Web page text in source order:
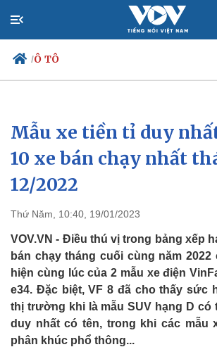
/Ô TÔ
Chính trị
Đảng
Tổ chức nhân sự
Quốc hội
Nhận diện sự thật
Xã hội
Tin 24h
Dự báo
Mẫu xe tiền tỉ duy
10 xe bán chạy nhất
12/2022
Thứ Năm, 10:40, 19/01/2023
VOV.VN - Điều thú vị trong bảng xếp
bán chạy tháng cuối cùng năm
hiện cùng lúc của 2 mẫu xe điện
e34. Đặc biệt, VF 8 đã cho thấy sức
thị trường khi là mẫu SUV hạng D có
duy nhất có tên, trong khi các mẫu
phân khúc phổ thông...